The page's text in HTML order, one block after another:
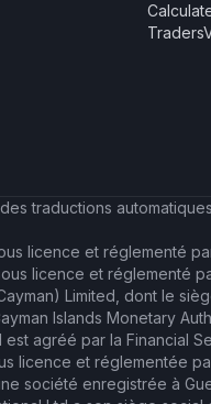
traductions
licence et réglementé
licence et réglementé
Limited, dont le
Islands Monetary
agréé par la Financial
licence et réglementée
société enregistrée à